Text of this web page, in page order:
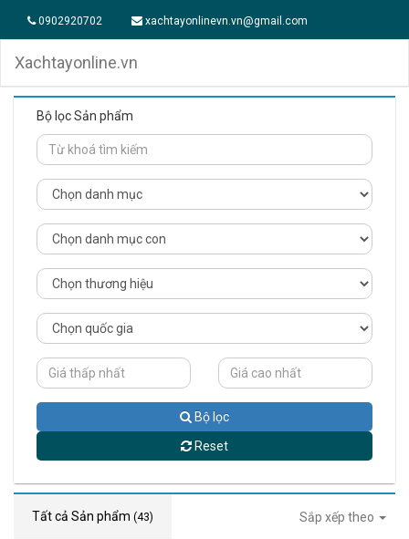
0902920702 xachtayonlinevn.vn@gmail.com
Xachtayonline.vn
Bộ lọc Sản phẩm
Bộ lọc
Reset
Tất cả Sản phẩm (43) Sắp xếp theo